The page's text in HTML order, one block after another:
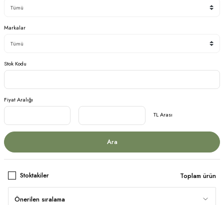
Markalar
Stok Kodu
Fiyat Aralığı
TL Arası
Ara
Stoktakiler Toplam ürün